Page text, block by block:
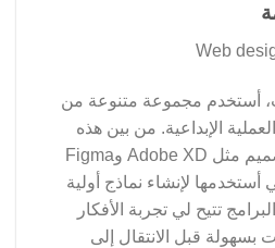
أستخدم مجموعة متنوعة من
الإبداعية. من بين هذه
الأدوات، تعتبر برامج التصميم مثل Adobe XD وFigma
أستخدمها لإنشاء نماذج أولية
تتيح لي تجربة الأفكار
بسهولة قبل الانتقال إلى